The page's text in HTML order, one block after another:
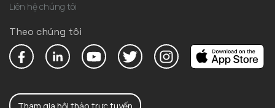
Liên hệ chúng tôi
Theo chúng tôi